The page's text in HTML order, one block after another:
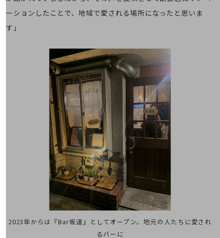
社外からの評価実績
サステナビリティ
NTTドコモビジネスグループのサステナビリティ
サステナビリティ基本方針
サステナビリティレポート
ダイバーシティ
基礎的電気通信役務損益明細表
採用情報TOP
ーションしたことで、地域で愛される場所になったと思いま
す」
2023年からは『Bar坂道』としてオープン。地元の人たちに愛され
るバーに